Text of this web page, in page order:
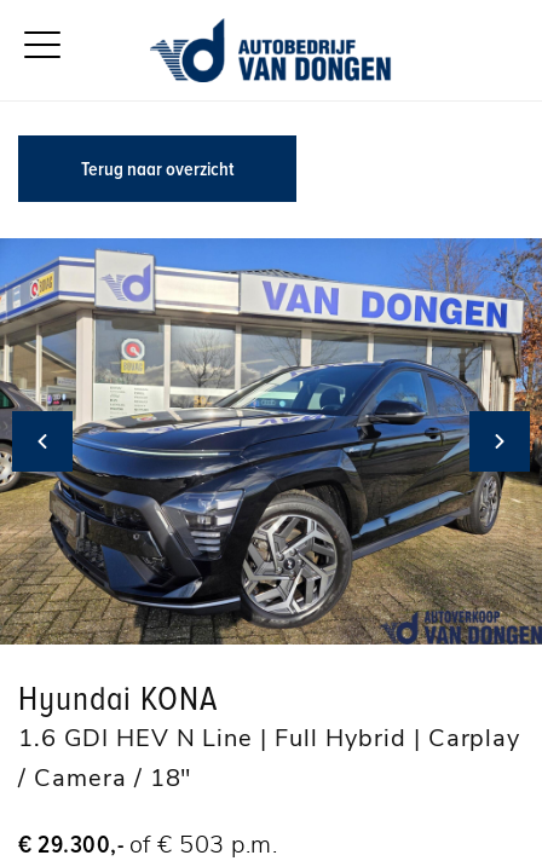
Terug naar overzicht
Hyundai KONA
1.6 GDI HEV N Line | Full Hybrid | Carplay
/ Camera / 18"
€ 29.300,- of € 503 p.m.